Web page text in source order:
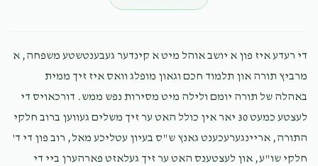
A H
1 month ago $53.00
A H ראזען
2 months ago $53.00
די רעדע איז פון א יושב אוהל מיט א קינדער געבענטשטע משפחה, א
מרביץ תורה און תלמוד חכם וגאון מופלג וואס איז זיך ממית
באהלה של תורה יומם ולילה מיט מסירות נפש ממש. דורכאויס די
לעצטע כמעט 30 יאר אין כולל האט ער זיך משלים געווען ברוב חלקי
התורה, אריינגערעכענט גאנץ ש"ס בעיון עטליכע מאל, רוב פון די ד'
חלקי שו"ע, און לעצטענס האט ער זיך געלאזט פארהערן ביי די